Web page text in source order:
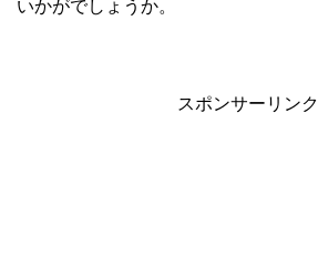
いかがでしょうか。
スポンサーリンク